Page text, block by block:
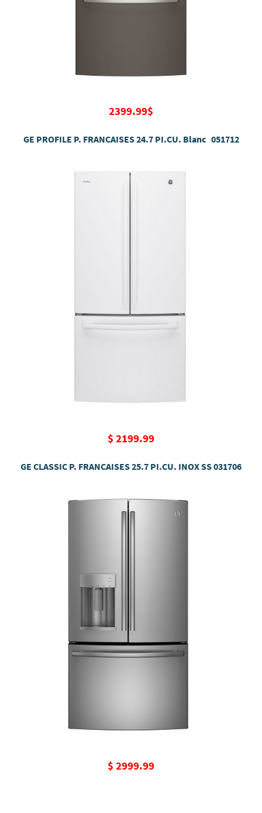
2399.99$
GE PROFILE P. FRANCAISES 24.7 PI.CU. Blanc 051712
$ 2199.99
GE CLASSIC P. FRANCAISES 25.7 PI.CU. INOX SS 031706
$ 2999.99